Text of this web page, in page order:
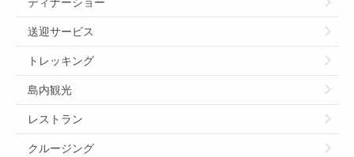
送迎サービス
トレッキング
島内観光
レストラン
クルージング